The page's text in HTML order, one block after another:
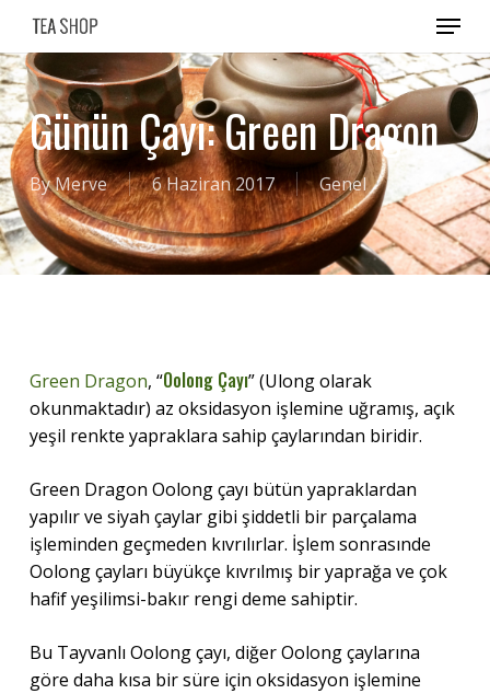
Skip
main
content
Menu
Günün Çayı: Green Dragon
ByMerve 6 Haziran 2017 Genel
Green Dragon, “Oolong Çayı” (Ulong olarak
okunmaktadır) az oksidasyon işlemine uğramış, açık
yeşil renkte yapraklara sahip çaylarından biridir.
Green Dragon Oolong çayı bütün yapraklardan
yapılır ve siyah çaylar gibi şiddetli bir parçalama
işleminden geçmeden kıvrılırlar. İşlem sonrasınde
Oolong çayları büyükçe kıvrılmış bir yaprağa ve çok
hafif yeşilimsi-bakır rengi deme sahiptir.
Bu Tayvanlı Oolong çayı, diğer Oolong çaylarına
göre daha kısa bir süre için oksidasyon işlemine